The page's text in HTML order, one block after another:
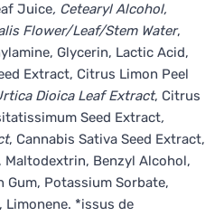
Juice, Cetearyl Alcohol,
Flower/Leaf/Stem Water,
Glycerin, Lactic Acid,
Extract, Citrus Limon Peel
Dioica Leaf Extract, Citrus
Seed Extract,
, Cannabis Sativa Seed Extract,
Benzyl Alcohol,
Gum, Potassium Sorbate,
Limonene. *issus de